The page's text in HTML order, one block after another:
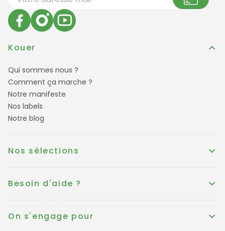
Kouer
Qui sommes nous ?
Comment ça marche ?
Notre manifeste
Nos labels
Notre blog
Nos sélections
Besoin d'aide ?
On s'engage pour